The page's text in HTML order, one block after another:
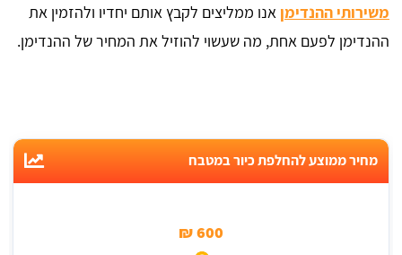
משירותי ההנדימן אנו ממליצים לקבץ אותם יחדיו ולהזמין את
ההנדימן לפעם אחת, מה שעשוי להוזיל את המחיר של ההנדימן.
מחיר ממוצע להחלפת כיור במטבח
600 ₪